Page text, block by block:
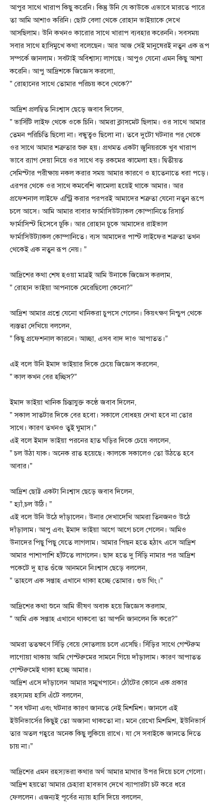
আপুর সাথে খারাপ কিছু করেনি। কিন্তু উনি যে কাউকে এভাবে মারতে পারে
তা আমি আশাও করিনি। ছোট বেলা থেকে রোহান ভাইয়াকে দেখে
আসছিলাম। উনি কখনও কারোর সাথে খারাপ ব্যবহার করেননি। সবসময়
সবার সাথে হাসিমুখে কথা বলেছেন। আর আজ সেই মানুষেরই নতুন এক রূপ
সম্পর্কে জানলাম। সবটাই অবিশ্বাস্য লাগছে। আপুও যেনো এমন কিছু আশা
করেনি। আপু আদ্রিশকে জিজ্ঞেস করলো,
” রোহানের সাথে তোমার পরিচয় কবে থেকে?”
আদ্রিশ প্রলম্বিত নিঃশ্বাস ছেড়ে জবাব দিলেন,
” ভার্সিটি লাইফ থেকে ওকে চিনি। আমরা ক্লাসমেট ছিলাম। ওর সাথে আমার
তেমন পরিচিতি ছিলো না। বন্ধুত্বও ছিলো না। তবে দুটো ঘটনার পর থেকে
ওর সাথে আমার শত্রুতার শুরু হয়। প্রথমত একটা জুনিয়রকে খুব খারাপ
ভাবে র‍্যাগ দেয়া নিয়ে ওর সাথে বড় রকমের ঝামেলা হয়। দ্বিতীয়ত
সেমিস্টার পরীক্ষায় নকল করার সময় আমার কারণে ও হাতেনাতে ধরা পড়ে।
এরপর থেকে ওর সাথে কমবেশি ঝামেলা হয়েই থাকে আমার। আর
প্রফেশনাল লাইফে এন্ট্রি করার পরপরই আমাদের শত্রুতা যেনো নতুন রূপে
চলে আসে। আমি আমার বাবার ফার্মাসিউট্যাকল কোম্পানিতে রিসার্চ
ফার্মাসিস্ট হিসেবে ঢুকি। আর রোহান ঢুকে আমাদের রাইভাল
ফার্মাসিউট্যাকল কোম্পানিতে। ব্যস আমাদের পাস্ট লাইফের শত্রুতা তখন
থেকেই এক নতুন রূপ নেয়। ”
আদ্রিশের কথা শেষ হওয়া মাত্রই আমি উনাকে জিজ্ঞেস করলাম,
” রোহান ভাইয়া আপনাকে মেরেছিলো কেনো?”
আদ্রিশ আমার প্রশ্নে যেনো খানিকরা চুপসে গেলেন। কিয়ৎক্ষণ নিশ্চুপ থেকে
ব্যস্ততা দেখিয়ে বললেন,
” কিছু প্রফেশনাল কারনে। আচ্ছা, এসব বাদ দাও আপাতত।”
এই বলে উনি ইমাদ ভাইয়ার দিকে চেয়ে জিজ্ঞেস করলেন,
” কাল কখন বের হচ্ছিস?”
ইমাদ ভাইয়া খানিক চিন্তাযুক্ত কণ্ঠে জবাব দিলেন,
” সকাল সাতটার দিকে বের হবো। সকালে বোধহয় দেখা হবে না তোর
সাথে। কারণ তখনও তুই ঘুমাস।”
এই বলে ইমাদ ভাইয়া পরনের হাত ঘড়ির দিকে চেয়ে বললেন,
” চল উঠা যাক। অনেক রাত হয়েছে। কালকে সকালেও তো উঠতে হবে
আবার।”
আদ্রিশ ছোট্ট একটা নিঃশ্বাস ছেড়ে জবাব দিলেন,
” হ্যাঁ,চল উঠি। ”
এই বলে উনি উঠে দাঁড়ালেন। উনার দেখাদেখি আমরা তিনজনও উঠে
দাঁড়ালাম। আপু এবং ইমাদ ভাইয়া আগে আগে চলে গেলেন। আমিও
উনাদের পিছু পিছু যেতে লাগলাম। আমার পিছন হতে হঠাৎ এসে আদ্রিশ
আমার পাশাপাশি হাঁটতে লাগলেন। ছাদ হতে দু সিঁড়ি নামার পর আদ্রিশ
পকেটে দু হাত গুঁজে আনমনে নিঃশ্বাস ছেড়ে বললেন,
” তাহলে এক সপ্তাহ এখানে থাকা হচ্ছে তোমার। গুড থিং।”
আদ্রিশের কথা শুনে আমি ভীষণ অবাক হয়ে জিজ্ঞেস করলাম,
” আমি এক সপ্তাহ এখানে থাকবো তা আপনি জানলেন কি করে?”
আমরা ততক্ষণে সিঁড়ি বেয়ে দোতলায় চলে এসেছি। সিঁড়ির সাথে গেস্টরুম
লাগোয়া থাকায় আমি গেস্টরুমের সামনে গিয়ে দাঁড়ালাম। কারণ আপাতত
গেস্টরুমেই থাকা হচ্ছে আমার।
আদ্রিশ এসে দাঁড়ালেন আমার সম্মুখপানে। ঠোঁটের কোনে এক প্রকার
রহস্যময় হাসি এঁটে বললেন,
” সব ঘটনা এবং ঘটনার কারণ জানতে নেই মিশমিশ। জানলে এই
ইউনিভার্সের কিছুই তো অজানা থাকতো না। মনে রেখো মিশমিশ, ইউনিভার্স
তার অতল গহ্বরে অনেক কিছু লুকিয়ে রাখে। যা সে সবাইকে জানতে দিতে
চায় না।”
আদ্রিশের এমন রহস্যভরা কথার অর্থ আমার মাথার উপর দিয়ে চলে গেলো।
আদ্রিশ হয়তো আমার চেহারা হাবভাব দেখে ব্যাপারটা চট করে ধরে
ফেললেন। এজন্যই পূর্বের ন্যায় হাসি দিয়ে বললেন,